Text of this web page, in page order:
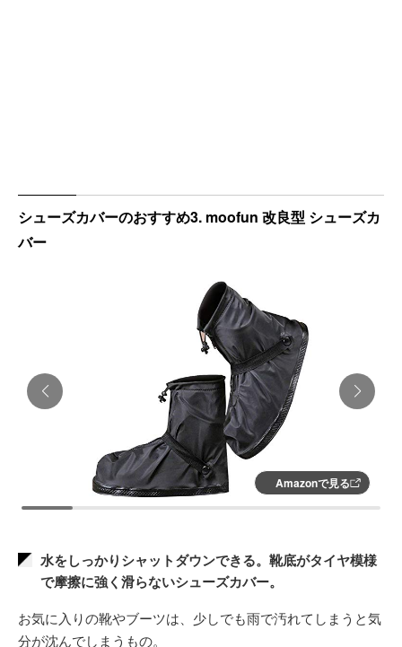
シューズカバーのおすすめ3. moofun 改良型 シューズカ
バー
Amazonで見る
水をしっかりシャットダウンできる。靴底がタイヤ模様
で摩擦に強く滑らないシューズカバー。
お気に入りの靴やブーツは、少しでも雨で汚れてしまうと気
分が沈んでしまうもの。